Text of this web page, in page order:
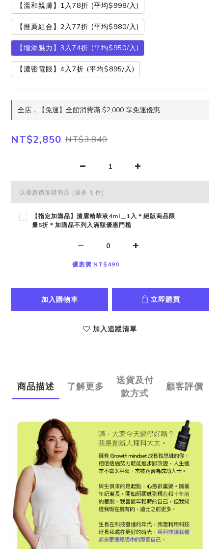
【溫和親膚】1入78折 (平均$998/入)
【推薦組合】2入77折 (平均$980/入)
【增添魅力】3入74折 (平均$950/入)
【濃密電眼】4入7折 (平均$895/入)
全店，【免運】全館消費滿 $2,000 享免運優惠
NT$2,850 NT$3,840
以優惠價加購商品 (最多 1 件)
【指定加購品】濃眉精華液4ml＿1入＊絕版商品限
量5折＊加購品不列入滿額優惠門檻
優惠價 NT$490
加入購物車 立即購買
加入追蹤清單
商品描述 了解更多
送貨及付
款方式
顧客評價